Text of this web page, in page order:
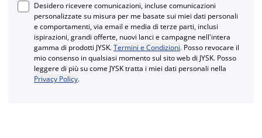
Desidero ricevere comunicazioni, incluse comunicazioni
personalizzate su misura per me basate sui miei dati personali
e comportamenti, via email e media di terze parti, inclusi
ispirazioni, grandi offerte, nuovi lanci e campagne nell'intera
gamma di prodotti JYSK.Termini e Condizioni. Posso revocare il
mio consenso in qualsiasi momento sul sito web di JYSK. Posso
leggere di più su come JYSK tratta i miei dati personali nella
Privacy Policy.